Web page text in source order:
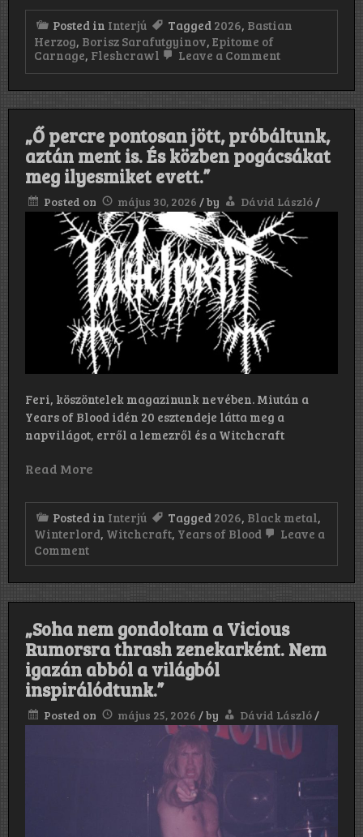
Posted in Interjú Tagged 2026, Bastian
Herzog, Borisz Sarafutgyinov, Epitome of
Carnage, Fleshcrawl Leave a Commenton
az,
hogy
egy
új
énekesünk
nem
is
olyan
új,
5
szól,
a
régi
számokat
ugyanúgy
egy
nagyon
ember.”
„Ő percre pontosan jött, próbáltunk,
aztán ment is. És közben pogácsákat
meg ilyesmiket evett.”
Posted on május 30, 2026 /by Dávid László/
Feri, köszöntelek magazinunk nevében. Miután a
Years of Blood idén 20 esztendeje látta meg a
napvilágot, erről a lemezről és a Witchcraft
Read More
Posted in Interjú Tagged 2026, Black metal,
Winterlord, Witchcraft, Years of Blood
Leave a
Commenton
„Ő
jött,
próbáltunk,
aztán
ment
is.
És
közben
pogácsákat
meg
ilyesmiket
„Soha nem gondoltam a Vicious
Rumorsra thrash zenekarként. Nem
igazán abból a világból
inspirálódtunk.”
Posted on május 25, 2026 /by Dávid László /